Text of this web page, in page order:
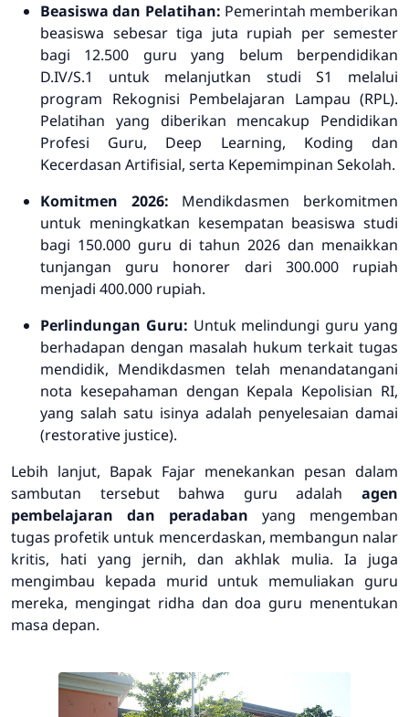
Beasiswa dan Pelatihan: Pemerintah memberikan
beasiswa sebesar tiga juta rupiah per semester
bagi 12.500 guru yang belum berpendidikan
D.IV/S.1 untuk melanjutkan studi S1 melalui
program Rekognisi Pembelajaran Lampau (RPL).
Pelatihan yang diberikan mencakup Pendidikan
Profesi Guru, Deep Learning, Koding dan
Kecerdasan Artifisial, serta Kepemimpinan Sekolah.
Komitmen 2026: Mendikdasmen berkomitmen
untuk meningkatkan kesempatan beasiswa studi
bagi 150.000 guru di tahun 2026 dan menaikkan
tunjangan guru honorer dari 300.000 rupiah
menjadi 400.000 rupiah.
Perlindungan Guru: Untuk melindungi guru yang
berhadapan dengan masalah hukum terkait tugas
mendidik, Mendikdasmen telah menandatangani
nota kesepahaman dengan Kepala Kepolisian RI,
yang salah satu isinya adalah penyelesaian damai
(restorative justice).
Lebih lanjut, Bapak Fajar menekankan pesan dalam
sambutan tersebut bahwa guru adalah agen
pembelajaran dan peradaban yang mengemban
tugas profetik untuk mencerdaskan, membangun nalar
kritis, hati yang jernih, dan akhlak mulia. Ia juga
mengimbau kepada murid untuk memuliakan guru
mereka, mengingat ridha dan doa guru menentukan
masa depan.